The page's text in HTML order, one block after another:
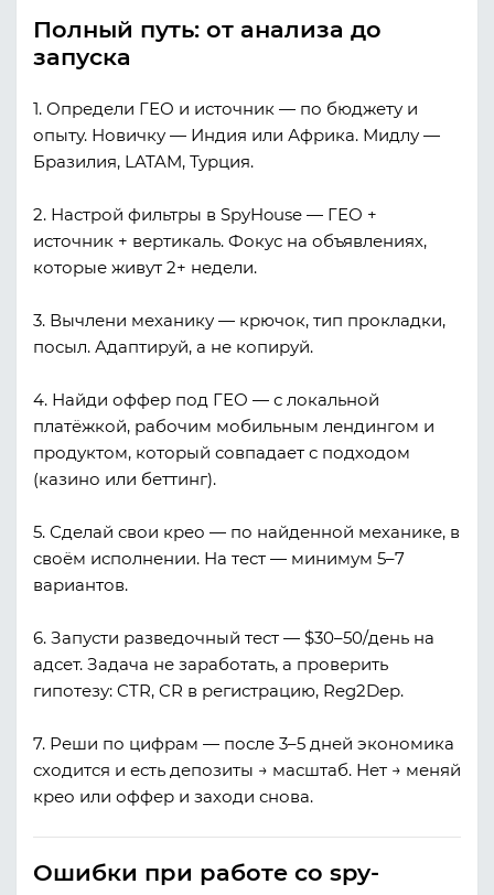
Полный путь: от анализа до
запуска
1. Определи ГЕО и источник — по бюджету и
опыту. Новичку — Индия или Африка. Мидлу —
Бразилия, LATAM, Турция.
2. Настрой фильтры в SpyHouse — ГЕО +
источник + вертикаль. Фокус на объявлениях,
которые живут 2+ недели.
3. Вычлени механику — крючок, тип прокладки,
посыл. Адаптируй, а не копируй.
4. Найди оффер под ГЕО — с локальной
платёжкой, рабочим мобильным лендингом и
продуктом, который совпадает с подходом
(казино или беттинг).
5. Сделай свои крео — по найденной механике, в
своём исполнении. На тест — минимум 5–7
вариантов.
6. Запусти разведочный тест — $30–50/день на
адсет. Задача не заработать, а проверить
гипотезу: CTR, CR в регистрацию, Reg2Dep.
7. Реши по цифрам — после 3–5 дней экономика
сходится и есть депозиты → масштаб. Нет → меняй
крео или оффер и заходи снова.
Ошибки при работе со spy-